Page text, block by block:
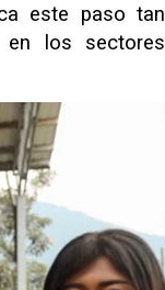
este paso tan
los sectores